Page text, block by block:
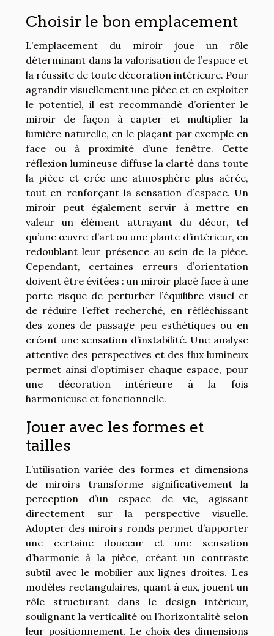
Choisir le bon emplacement
L’emplacement du miroir joue un rôle
déterminant dans la valorisation de l’espace et
la réussite de toute décoration intérieure. Pour
agrandir visuellement une pièce et en exploiter
le potentiel, il est recommandé d’orienter le
miroir de façon à capter et multiplier la
lumière naturelle, en le plaçant par exemple en
face ou à proximité d’une fenêtre. Cette
réflexion lumineuse diffuse la clarté dans toute
la pièce et crée une atmosphère plus aérée,
tout en renforçant la sensation d’espace. Un
miroir peut également servir à mettre en
valeur un élément attrayant du décor, tel
qu’une œuvre d’art ou une plante d’intérieur, en
redoublant leur présence au sein de la pièce.
Cependant, certaines erreurs d’orientation
doivent être évitées : un miroir placé face à une
porte risque de perturber l’équilibre visuel et
de réduire l’effet recherché, en réfléchissant
des zones de passage peu esthétiques ou en
créant une sensation d’instabilité. Une analyse
attentive des perspectives et des flux lumineux
permet ainsi d’optimiser chaque espace, pour
une décoration intérieure à la fois
harmonieuse et fonctionnelle.
Jouer avec les formes et
tailles
L’utilisation variée des formes et dimensions
de miroirs transforme significativement la
perception d’un espace de vie, agissant
directement sur la perspective visuelle.
Adopter des miroirs ronds permet d’apporter
une certaine douceur et une sensation
d’harmonie à la pièce, créant un contraste
subtil avec le mobilier aux lignes droites. Les
modèles rectangulaires, quant à eux, jouent un
rôle structurant dans le design intérieur,
soulignant la verticalité ou l’horizontalité selon
leur positionnement. Le choix des dimensions